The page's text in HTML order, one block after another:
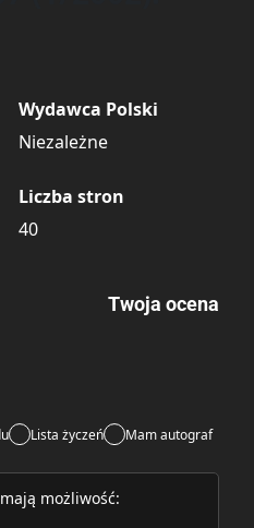
Wydawca Polski
Niezależne
Liczba stron
40
Twoja ocena
Lista życzeń Mam autograf
możliwość: